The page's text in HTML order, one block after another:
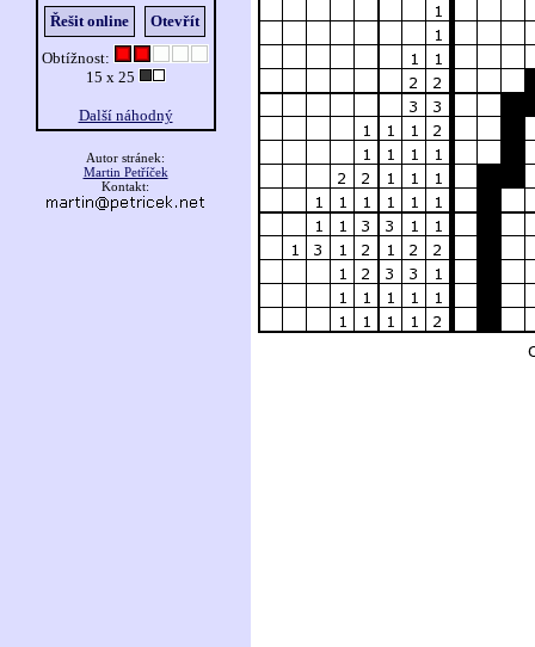
Řešit online
Otevřít
Obtížnost:
15 x 25
Další náhodný
Autor stránek:
Martin Petříček
Kontakt: